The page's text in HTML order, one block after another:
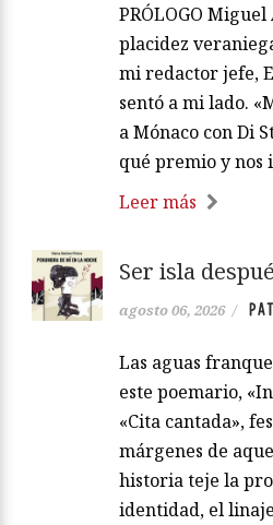
PRÓLOGO
placidez
mi redactor jefe,
sentó a mi lado.
a Mónaco con Di
qué premio y
Leer más
Ser isla
agosto 06, 2026 /
Las aguas
este poemario,
«Cita cantada»,
márgenes de
historia teje la
identidad, el